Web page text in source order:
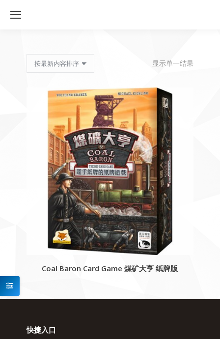
显示单一结果
Coal Baron Card Game 煤矿大亨 纸牌版
快捷入口